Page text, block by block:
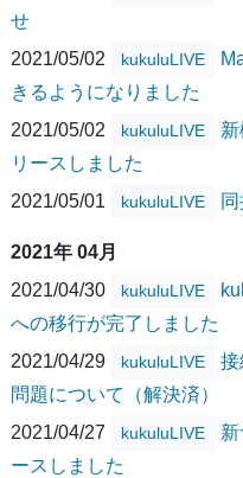
せ
2021/05/02
kukuluLIVE
きるようになりました
2021/05/02
kukuluLIVE
リースしました
2021/05/01
kukuluLIVE
2021年 04月
2021/04/30
kukuluLIVE
への移行が完了しました
2021/04/29
kukuluLIVE
接
問題について（解決済）
2021/04/27
kukuluLIVE
ースしました